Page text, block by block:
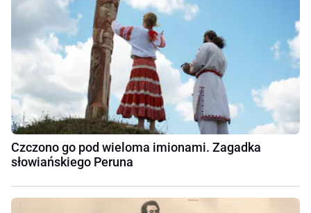
Czczono go pod wieloma imionami. Zagadka
słowiańskiego Peruna